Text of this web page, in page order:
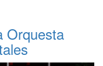
Orquesta